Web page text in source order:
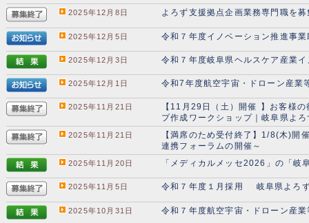
2025年12月8日 よろず支援拠点企画業務専門職を
2025年12月5日 令和７年度イノベーション推進事
2025年12月3日 令和７年度岐阜県ヘルスケア産業
2025年12月1日 令和7年度航空宇宙・ドローン産業
2025年11月21日
【11月29日（土）開催 】お客様
プ作成ワークショップ｜岐阜県よ
2025年11月21日
【満席のため受付終了】1/8(木)
連携フォーラムの開催～
2025年11月20日 「メディカルメッセ2026」の「岐
2025年11月5日 令和７年度１月採用 岐阜県よろ
2025年10月31日 令和７年度航空宇宙・ドローン産